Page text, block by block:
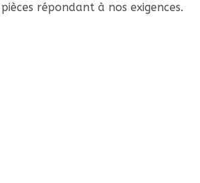
répondant à nos exigences.